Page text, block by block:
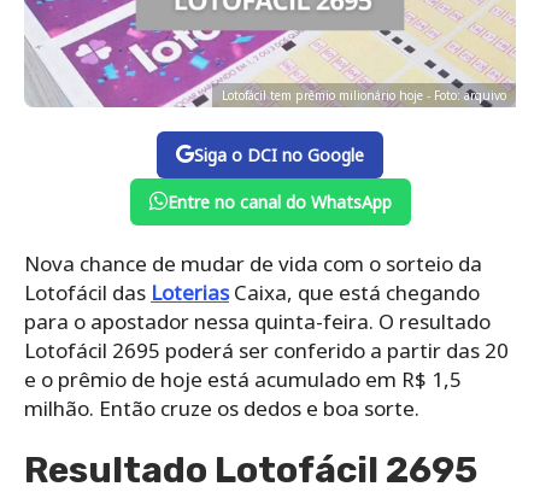
Lotofácil tem prêmio milionário hoje - Foto: arquivo
Siga o DCI no Google
Entre no canal do WhatsApp
Nova chance de mudar de vida com o sorteio da
Lotofácil das LoteriasCaixa, que está chegando
para o apostador nessa quinta-feira. O resultado
Lotofácil 2695 poderá ser conferido a partir das 20
e o prêmio de hoje está acumulado em R$ 1,5
milhão. Então cruze os dedos e boa sorte.
Resultado Lotofácil 2695